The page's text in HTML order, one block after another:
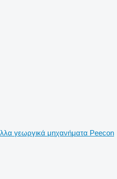
γεωργικά μηχανήματα Peecon